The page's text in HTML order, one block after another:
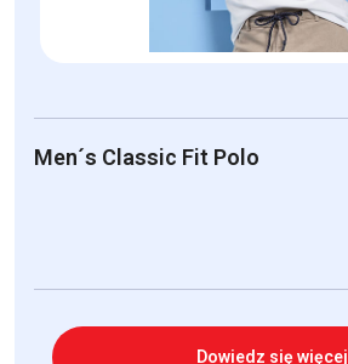
Men´s Classic Fit Polo
Dowiedz się więcej